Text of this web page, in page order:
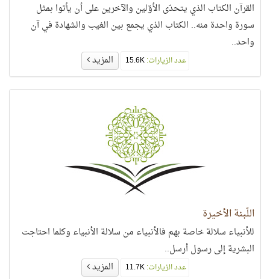
القرآن الكتاب الذي يتحدّى الأوّلين والآخرين على أن يأتوا بمثل
سورة واحدة منه.. الكتاب الذي يجمع بين الغيب والشهادة في آن
واحد..
عدد الزيارات:15.6K المزيد
اللّبنة الأخيرة
للأنبياء سلالة خاصة بهم فالأنبياء من سلالة الأنبياء وكلما احتاجت
البشرية إلى رسول أرسل..
عدد الزيارات:11.7K المزيد